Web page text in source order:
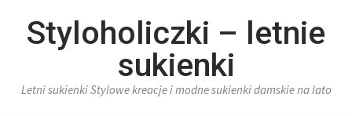
Styloholiczki – letnie
sukienki
Letni sukienki Stylowe kreacje i modne sukienki damskie na lato